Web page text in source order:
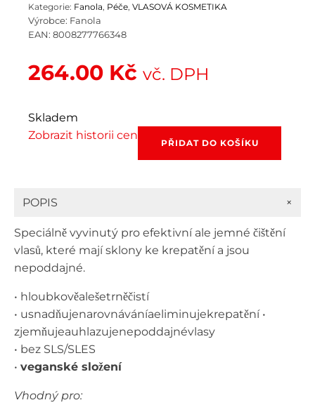
Kategorie: Fanola Péče VLASOVÁ KOSMETIKA
Výrobce: Fanola
EAN: 8008277766348
264.00 Kč vč. DPH
Skladem
Zobrazit historii cen Fanola
množství
PŘIDAT DO KOŠÍKU
POPIS +
Speciálně vyvinutý pro efektivní ale jemné čištění
vlasů, které mají sklony ke krepatění a jsou
nepoddajné.
• hloubkověalešetrněčistí
• usnadňujenarovnáváníaeliminujekrepatění •
zjemňujeauhlazujenepoddajnévlasy
• bez SLS/SLES
• veganské složení
Vhodný pro: